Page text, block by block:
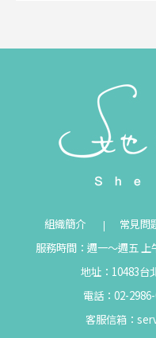
組織簡介 常見問
服務時間：週一～週五
地址：10483台
電話：02-
客服信箱：